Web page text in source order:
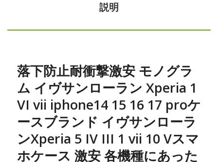
説明
落下防止耐衝撃激安 モノグラ
ム イヴサンローラン Xperia 1
VI vii iphone14 15 16 17 proケ
ースブランド イヴサンローラ
ンXperia 5 IV III 1 vii 10 Vスマ
ホケース 激安 各機種にあった